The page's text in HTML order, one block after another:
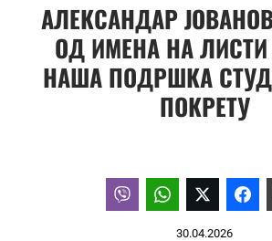
АЛЕКСАНДАР
ОД ИМЕНА НА
НАША ПОДРШКА
ПОКРЕТУ
30.04.2026